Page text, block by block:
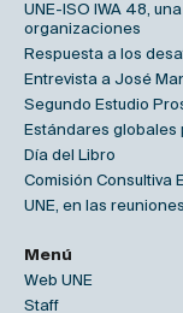
UNE-ISO IWA 48,
organizaciones
Respuesta a los
Entrevista a José
Segundo Estudio
Estándares
Día del Libro
Comisión Consultiva
UNE, en las
Menú
Web UNE
Staff